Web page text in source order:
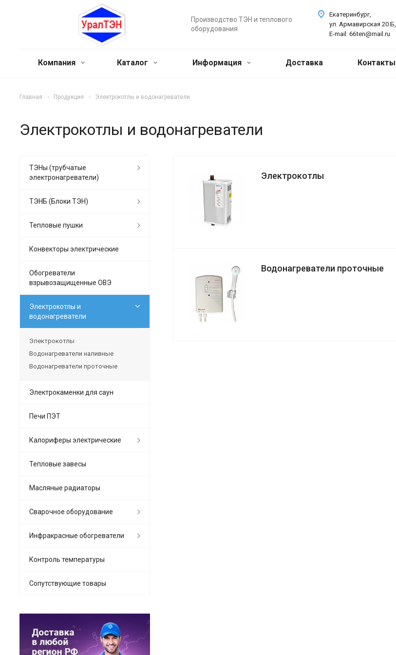
Производство ТЭН и теплового
оборудования
Екатеринбург,
ул. Армавирская 20 Б,
E-mail: 66ten@mail.ru
Компания Каталог Информация Доставка Контакты
Главная Продукция Электрокотлы и водонагреватели
Электрокотлы и водонагреватели
Электрокотлы
Водонагреватели проточные
ТЭНы (трубчатые
электронагреватели)
ТЭНБ (Блоки ТЭН)
Тепловые пушки
Конвекторы электрические
Обогреватели
взрывозащищенные ОВЭ
Электрокотлы и
водонагреватели
Электрокотлы
Водонагреватели наливные
Водонагреватели проточные
Электрокаменки для саун
Печи ПЭТ
Калориферы электрические
Тепловые завесы
Масляные радиаторы
Сварочное оборудование
Инфракрасные обогреватели
Контроль температуры
Сопутствующие товары